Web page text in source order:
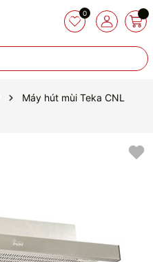
0
Máy hút mùi Teka CNL